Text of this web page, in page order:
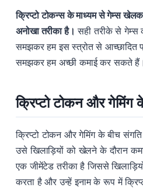
क्रिप्टो टोकन्स के माध्यम से गेम्स
अनोखा तरीका है। सही तरीके से
समझकर हम इस स्त्रोत से आच्छादित
समझकर हम अच्छी कमाई कर सकते हैं।
क्रिप्टो टोकन और गेमिंग
क्रिप्टो टोकन और गेमिंग के बीच
उसे खिलाड़ियों को खेलने के दौरान
एक जीमेंटेड तरीका है जिससे
करता है और उन्हें इनाम के रूप में